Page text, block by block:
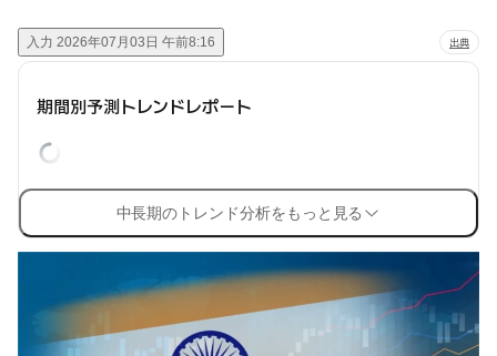
入力 2026年07月03日 午前8:16 出典
期間別予測トレンドレポート
中長期のトレンド分析をもっと見る